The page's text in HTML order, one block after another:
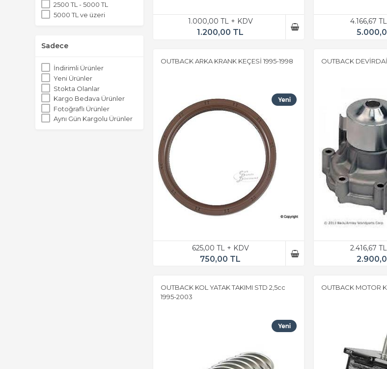
2500 TL - 5000 TL
5000 TL ve üzeri
Sadece
İndirimli Ürünler
Yeni Ürünler
Stokta Olanlar
Kargo Bedava Ürünler
Fotoğraflı Ürünler
Aynı Gün Kargolu Ürünler
1.000,00 TL + KDV
1.200,00 TL
4.166,67
OUTBACK ARKA KRANK KEÇESİ 1995-1998
625,00 TL + KDV
750,00 TL
OUTBACK
2.416,67
OUTBACK KOL YATAK TAKIMI STD 2,5cc
1995-2003
OUTBACK MOTOR